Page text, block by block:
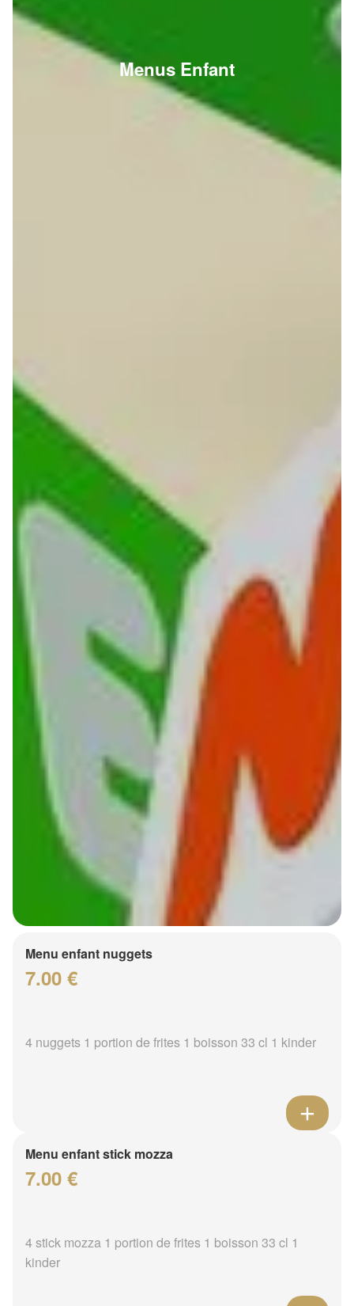
Menus Enfant
Menu enfant nuggets
7.00 €
4 nuggets 1 portion de frites 1 boisson 33 cl 1 kinder
Menu enfant stick mozza
7.00 €
4 stick mozza 1 portion de frites 1 boisson 33 cl 1
kinder